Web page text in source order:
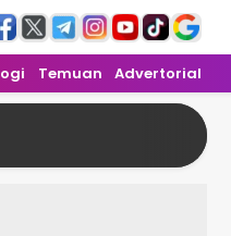
Temuan Advertorial